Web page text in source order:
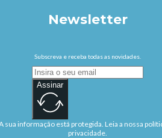
Newsletter
Subscreva e receba todas as novidades.
Assinar
sua informação está protegida. Leia a nossa
privacidade.